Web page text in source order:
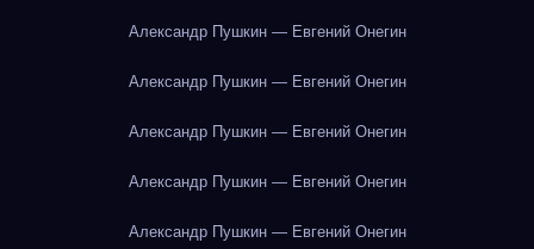
Александр Пушкин — Евгений Онегин
Александр Пушкин — Евгений Онегин
Александр Пушкин — Евгений Онегин
Александр Пушкин — Евгений Онегин
Александр Пушкин — Евгений Онегин